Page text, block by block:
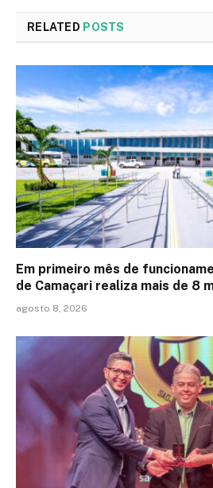
RELATED POSTS
Em primeiro mês de
de Camaçari realiza mais de 8
agosto 8, 2026